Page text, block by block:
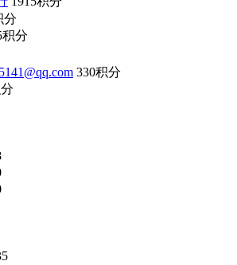
分
积分
330积分